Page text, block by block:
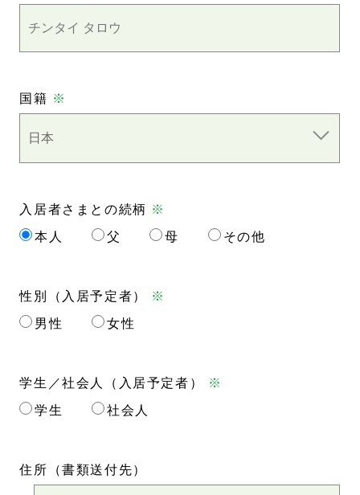
国籍 ※
入居者さまとの続柄 ※
本人
父 母 その他
性別（入居予定者） ※
男性
女性
学生／社会人（入居予定者）
※
学生
社会人
住所 （書類送付先）